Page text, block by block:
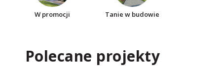
W promocji Tanie w budowie
Polecane projekty